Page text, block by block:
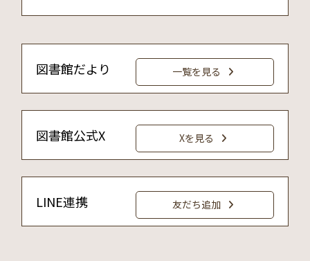
第24回 朗読会を開催しまし……
大人のための16ミリ映画会を……
2025年10月24日
ぬいぐるみおとまり会
図書館だより 一覧を見る
図書館公式X Xを見る
LINE連携 友だち追加